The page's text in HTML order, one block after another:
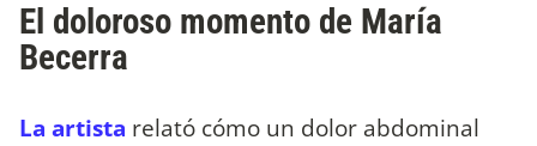
El doloroso momento de María
Becerra
La artista relató cómo un dolor abdominal